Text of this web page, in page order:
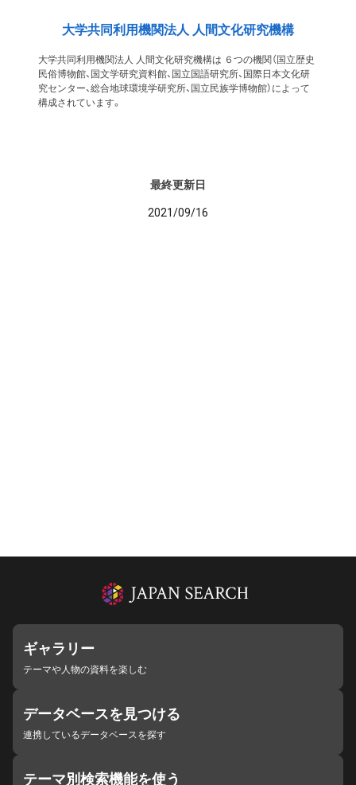
大学共同利用機関法人 人間文化研究機構
大学共同利用機関法人 人間文化研究機構は ６つの機関（国立歴史
民俗博物館、国文学研究資料館、国立国語研究所、国際日本文化研
究センター、総合地球環境学研究所、国立民族学博物館）によって
構成されています。
最終更新日
2021/09/16
ギャラリー
テーマや人物の資料を楽しむ
データベースを見つける
連携しているデータベースを探す
テーマ別検索機能を使う